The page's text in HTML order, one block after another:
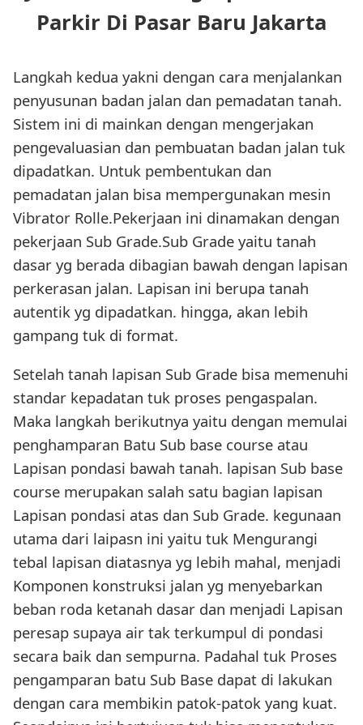
Parkir Di Pasar Baru Jakarta
Langkah kedua yakni dengan cara menjalankan
penyusunan badan jalan dan pemadatan tanah.
Sistem ini di mainkan dengan mengerjakan
pengevaluasian dan pembuatan badan jalan tuk
dipadatkan. Untuk pembentukan dan
pemadatan jalan bisa mempergunakan mesin
Vibrator Rolle.Pekerjaan ini dinamakan dengan
pekerjaan Sub Grade.Sub Grade yaitu tanah
dasar yg berada dibagian bawah dengan lapisan
perkerasan jalan. Lapisan ini berupa tanah
autentik yg dipadatkan. hingga, akan lebih
gampang tuk di format.
Setelah tanah lapisan Sub Grade bisa memenuhi
standar kepadatan tuk proses pengaspalan.
Maka langkah berikutnya yaitu dengan memulai
penghamparan Batu Sub base course atau
Lapisan pondasi bawah tanah. lapisan Sub base
course merupakan salah satu bagian lapisan
Lapisan pondasi atas dan Sub Grade. kegunaan
utama dari laipasn ini yaitu tuk Mengurangi
tebal lapisan diatasnya yg lebih mahal, menjadi
Komponen konstruksi jalan yg menyebarkan
beban roda ketanah dasar dan menjadi Lapisan
peresap supaya air tak terkumpul di pondasi
secara baik dan sempurna. Padahal tuk Proses
pengamparan batu Sub Base dapat di lakukan
dengan cara membikin patok-patok yang kuat.